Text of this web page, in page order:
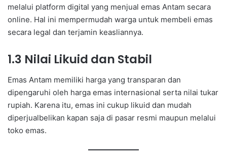
melalui platform digital yang menjual emas Antam secara
online. Hal ini mempermudah warga untuk membeli emas
secara legal dan terjamin keasliannya.
1.3 Nilai Likuid dan Stabil
Emas Antam memiliki harga yang transparan dan
dipengaruhi oleh harga emas internasional serta nilai tukar
rupiah. Karena itu, emas ini cukup likuid dan mudah
diperjualbelikan kapan saja di pasar resmi maupun melalui
toko emas.